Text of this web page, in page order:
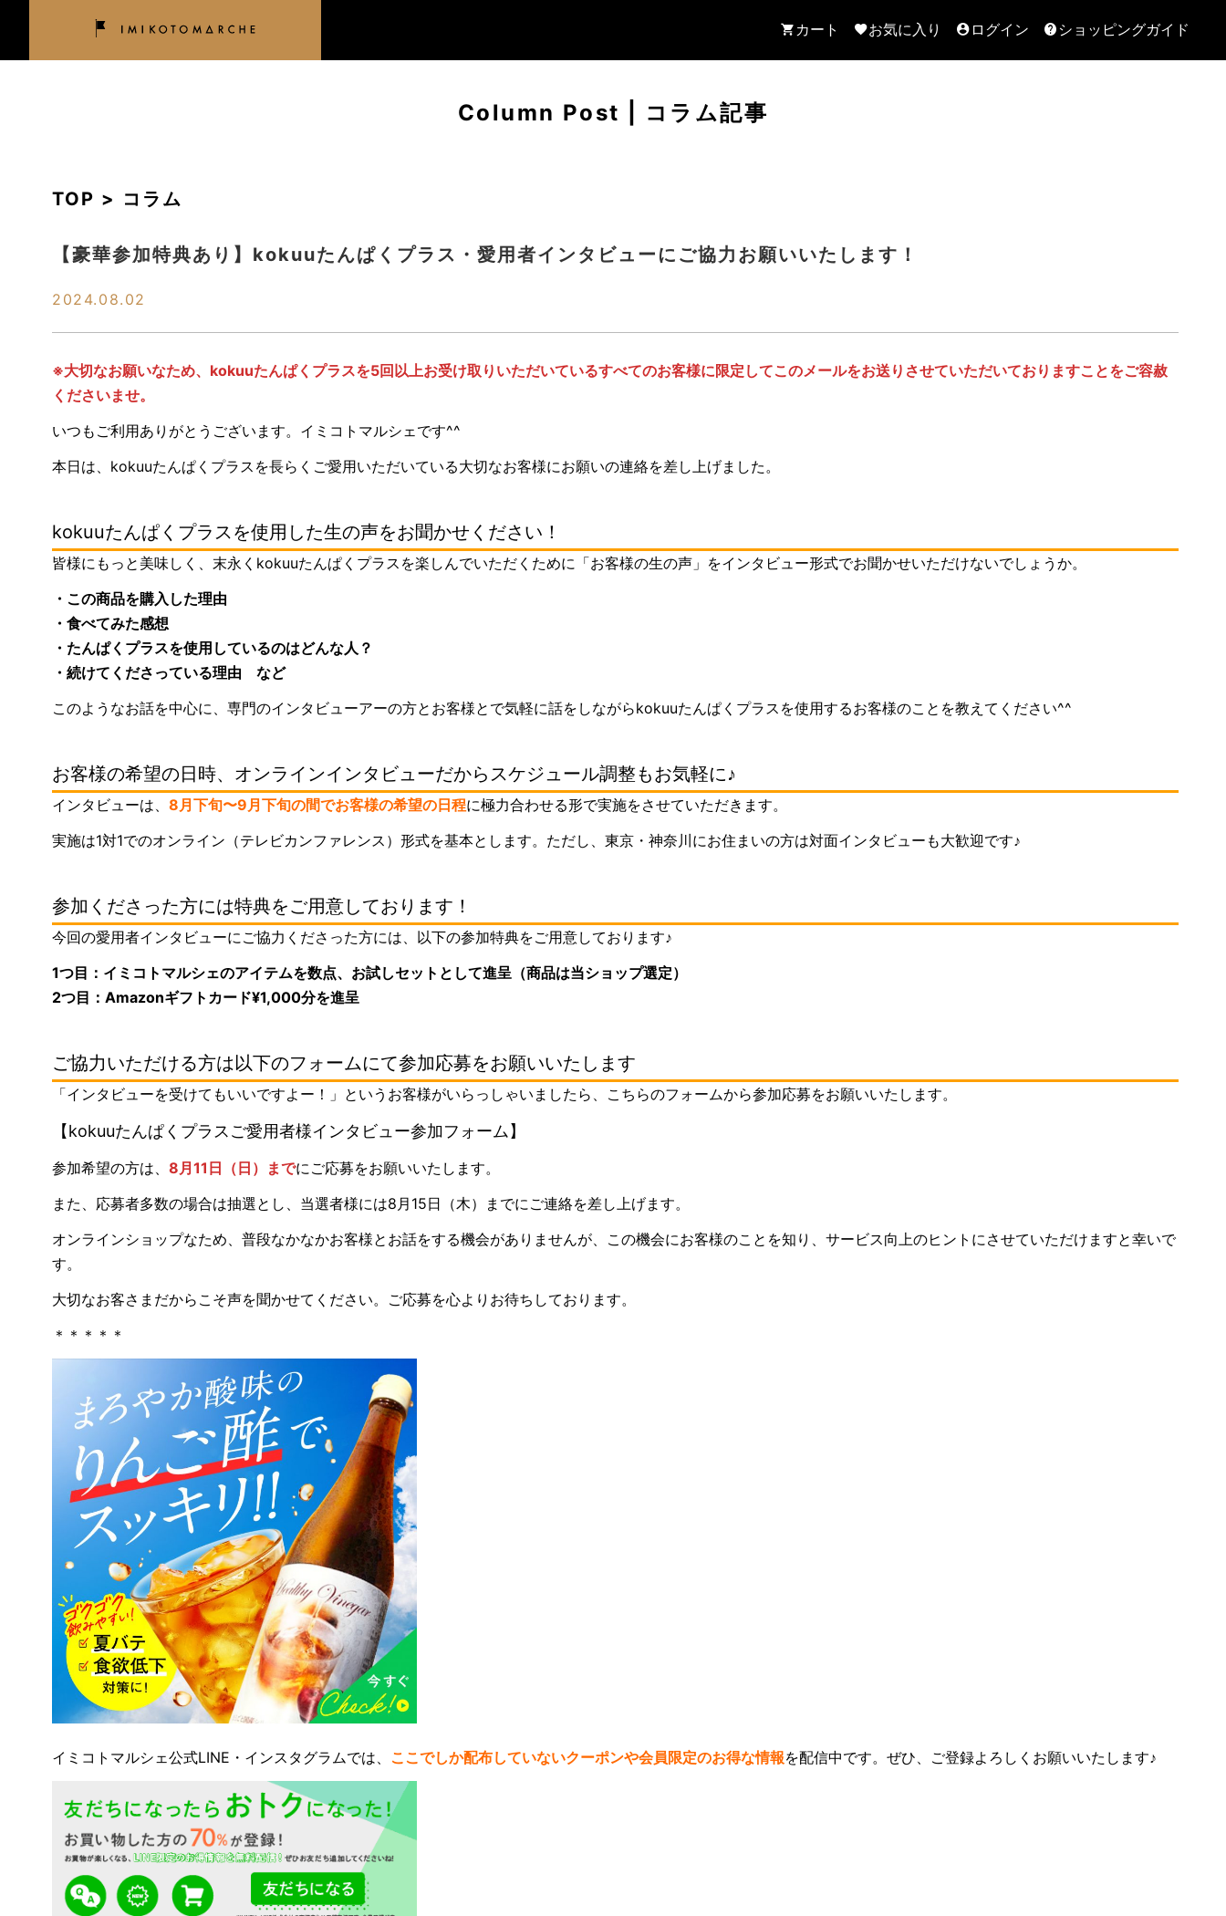
カート お気に入り ログイン ショッピングガイド
Column Post コラム記事
TOP > コラム
【豪華参加特典あり】kokuuたんぱくプラス・愛用者インタビューにご協力お願いいたします！
2024.08.02
※大切なお願いなため、kokuuたんぱくプラスを5回以上お受け取りいただいているすべてのお客様に限定してこのメールをお送りさせていただいておりますことをご容赦
くださいませ。
いつもご利用ありがとうございます。イミコトマルシェです^^
本日は、kokuuたんぱくプラスを長らくご愛用いただいている大切なお客様にお願いの連絡を差し上げました。
kokuuたんぱくプラスを使用した生の声をお聞かせください！
皆様にもっと美味しく、末永くkokuuたんぱくプラスを楽しんでいただくために「お客様の生の声」をインタビュー形式でお聞かせいただけないでしょうか。
・この商品を購入した理由
・食べてみた感想
・たんぱくプラスを使用しているのはどんな人？
・続けてくださっている理由 など
このようなお話を中心に、専門のインタビューアーの方とお客様とで気軽に話をしながらkokuuたんぱくプラスを使用するお客様のことを教えてください^^
お客様の希望の日時、オンラインインタビューだからスケジュール調整もお気軽に♪
インタビューは、 8月下旬〜9月下旬の間でお客様の希望の日程に極力合わせる形で実施をさせていただきます。
実施は1対1でのオンライン（テレビカンファレンス）形式を基本とします。ただし、東京・神奈川にお住まいの方は対面インタビューも大歓迎です♪
参加くださった方には特典をご用意しております！
今回の愛用者インタビューにご協力くださった方には、以下の参加特典をご用意しております♪
1つ目：イミコトマルシェのアイテムを数点、お試しセットとして進呈（商品は当ショップ選定）
2つ目：Amazonギフトカード¥1,000分を進呈
ご協力いただける方は以下のフォームにて参加応募をお願いいたします
「インタビューを受けてもいいですよー！」というお客様がいらっしゃいましたら、こちらのフォームから参加応募をお願いいたします。
【kokuuたんぱくプラスご愛用者様インタビュー参加フォーム 】
参加希望の方は、 8月11日（日）までにご応募をお願いいたします。
また、応募者多数の場合は抽選とし、当選者様には8月15日（木）までにご連絡を差し上げます。
オンラインショップなため、普段なかなかお客様とお話をする機会がありませんが、この機会にお客様のことを知り、サービス向上のヒントにさせていただけますと幸いで
す。
大切なお客さまだからこそ声を聞かせてください。ご応募を心よりお待ちしております。
＊＊＊＊＊
イミコトマルシェ公式LINE・インスタグラムでは、 ここでしか配布していないクーポンや会員限定のお得な情報を配信中です。ぜひ、ご登録よろしくお願いいたします♪